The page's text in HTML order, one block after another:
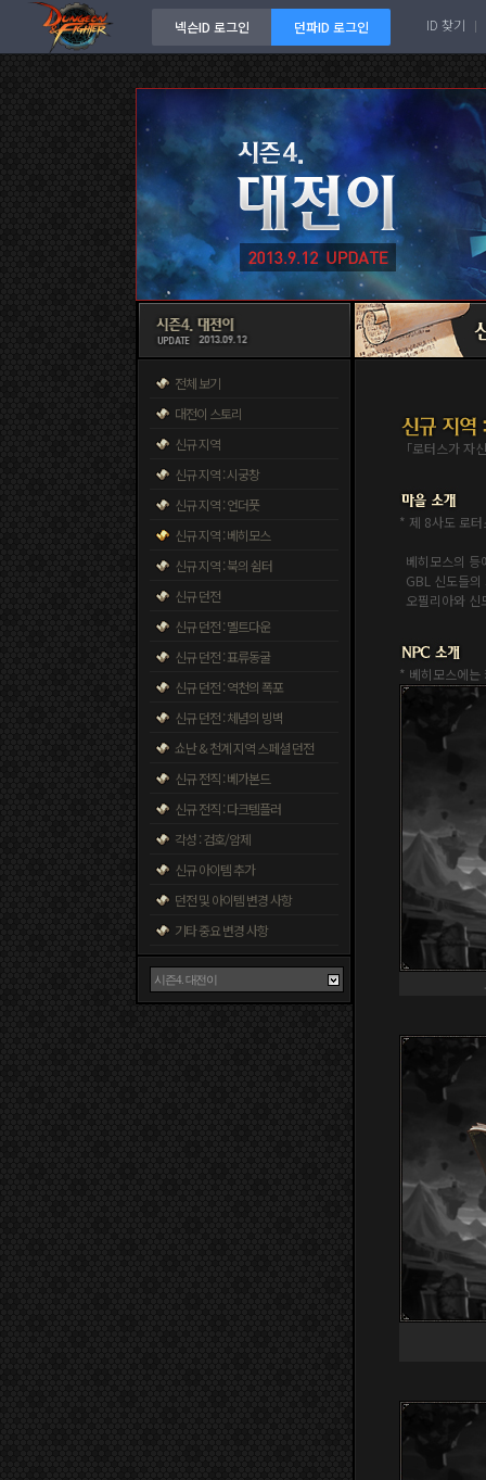
넥슨ID 로그인 던파ID 로그인 ID 찾기
전체 보기
대전이 스토리
신규 지역
신규 지역 : 시궁창
신규 지역 : 언더풋
신규 지역 : 베히모스
신규 지역 : 북의 쉼터
신규 던전
신규 던전 : 멜트다운
신규 던전 : 표류동굴
신규 던전 : 역천의 폭포
신규 던전 : 체념의 빙벽
쇼난 & 천계 지역 스페셜 던전
신규 전직 : 베가본드
신규 전직 : 다크템플러
각성 : 검호/암제
신규 아이템 추가
던전 및 아이템 변경 사항
기타 중요 변경 사항
「로터스가
* 제 8사도 로
베히모스의
GBL 신도들
오필리아와
* 베히모스에는